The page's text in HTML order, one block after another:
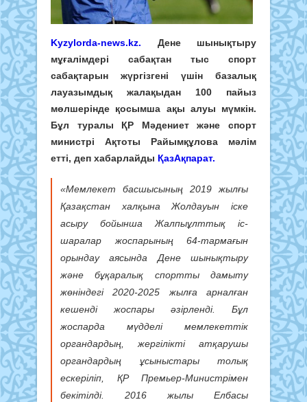
Kyzylorda-news.kz.
Дене шынықтыру
мұғалімдері сабақтан тыс спорт
сабақтарын жүргізгені үшін базалық
лауазымдық жалақыдан 100 пайыз
мөлшерінде қосымша ақы алуы мүмкін.
Бұл туралы ҚР Мәдениет және спорт
министрі Ақтоты Райымқұлова мәлім
етті, деп хабарлайды ҚазАқпарат.
«Мемлекет басшысының 2019 жылғы
Қазақстан халқына Жолдауын іске
асыру бойынша Жалпыұлттық іс-
шаралар жоспарының 64-тармағын
орындау аясында Дене шынықтыру
және бұқаралық спортты дамыту
жөніндегі 2020-2025 жылға арналған
кешенді жоспары әзірленді. Бұл
жоспарда мүдделі мемлекеттік
органдардың, жергілікті атқарушы
органдардың ұсыныстары толық
ескерілiп, ҚР Премьер-Министрімен
бекітілді. 2016 жылы Елбасы